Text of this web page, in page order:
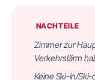
NACHTEILE
Zimmer zur
Verkehrslärm
Keine Ski-in/